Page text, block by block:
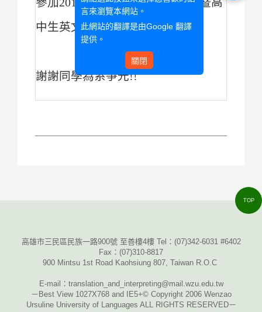
中生英文演講競賽獲得優選作品
謝謝同學為系爭光!!
高雄市三民區民族一路900號 至善樓4樓 Tel： (07)342-6031 #6402
Fax ： (07)310-8817
900 Mintsu 1st Road Kaohsiung 807, Taiwan R.O.C
E-mail ：translation_and_interpreting@mail.wzu.edu.tw
－Best View 1027X768 and IE5+© Copyright 2006 Wenzao
Ursuline University of Languages ALL RIGHTS RESERVED－
TOP
言來瀏覽本網站。
此網站的翻譯是由Google 翻譯
提供。
關閉